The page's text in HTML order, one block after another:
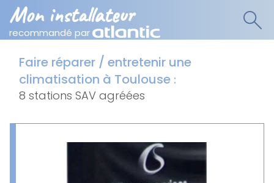
Mon installateur
recommandé par
Faire réparer / entretenir une
climatisation à Toulouse :
8 stations SAV agréées